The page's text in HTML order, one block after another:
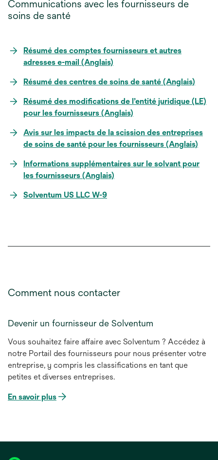
Communications avec les fournisseurs de
soins de santé
Résumé des comptes fournisseurs et autres
adresses e-mail (Anglais)
Résumé des centres de soins de santé (Anglais)
Résumé des modifications de l’entité juridique (LE)
pour les fournisseurs (Anglais)
Avis sur les impacts de la scission des entreprises
de soins de santé pour les fournisseurs (Anglais)
Informations supplémentaires sur le solvant pour
les fournisseurs (Anglais)
Solventum US LLC W-9
Comment nous contacter
Devenir un fournisseur de Solventum
Vous souhaitez faire affaire avec Solventum ? Accédez à
notre Portail des fournisseurs pour nous présenter votre
entreprise, y compris les classifications en tant que
petites et diverses entreprises.
En savoir plus
s’ouvre